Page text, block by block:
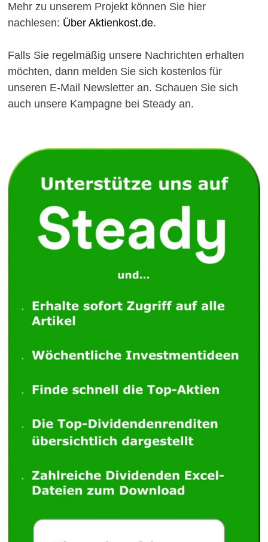
Mehr zu unserem Projekt können Sie hier
nachlesen: Über Aktienkost.de.
Falls Sie regelmäßig unsere Nachrichten erhalten
möchten, dann melden Sie sich kostenlos für
unseren E-Mail Newsletter an. Schauen Sie sich
auch unsere Kampagne bei Steady an.